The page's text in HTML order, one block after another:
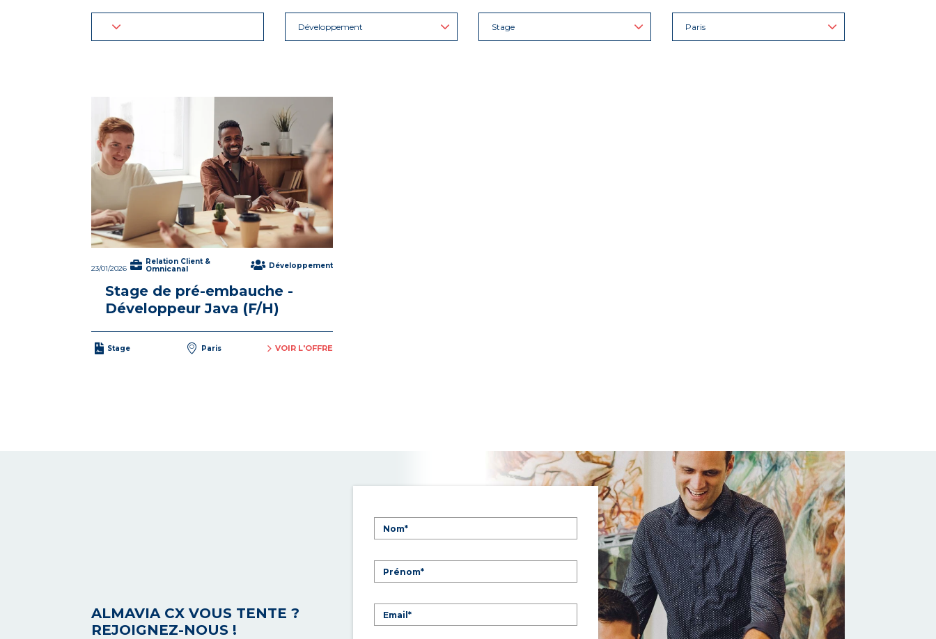
Développement Stage Paris
23/01/2026
Relation Client &
Omnicanal
Développement
Stage de pré-embauche -
Développeur Java (F/H)
Stage Paris VOIR L'OFFRE
ALMAVIA CX VOUS TENTE ?
REJOIGNEZ-NOUS !